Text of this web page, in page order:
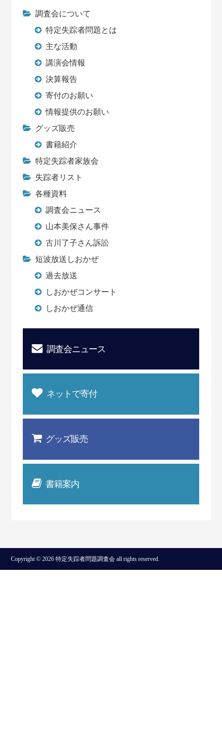
調査会について
特定失踪者問題とは
主な活動
講演会情報
決算報告
寄付のお願い
情報提供のお願い
グッズ販売
書籍紹介
特定失踪者家族会
失踪者リスト
各種資料
調査会ニュース
山本美保さん事件
古川了子さん訴訟
短波放送しおかぜ
過去放送
しおかぜコンサート
しおかぜ通信
調査会ニュース
ネットで寄付
グッズ販売
書籍案内
Copyright © 2026 特定失踪者問題調査会 all rights reserved.